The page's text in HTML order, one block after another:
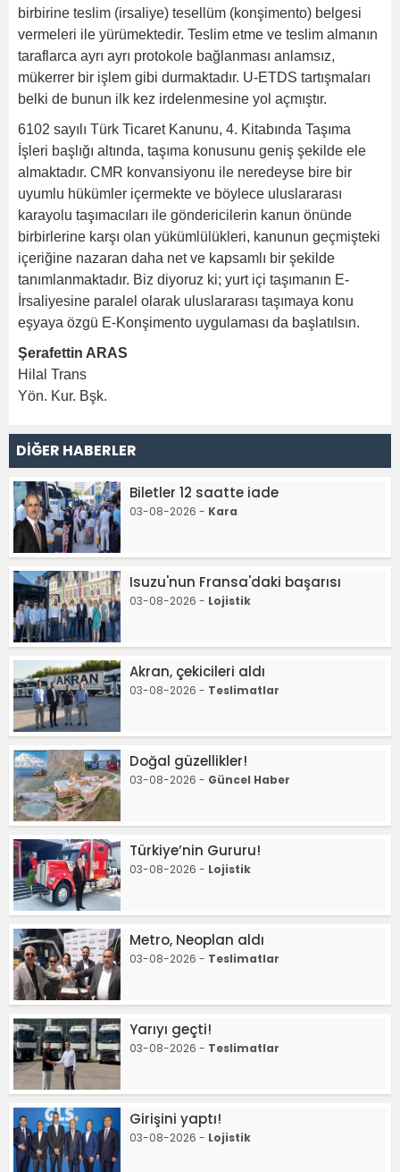
birbirine teslim (irsaliye) tesellüm (konşimento) belgesi
vermeleri ile yürümektedir. Teslim etme ve teslim almanın
taraflarca ayrı ayrı protokole bağlanması anlamsız,
mükerrer bir işlem gibi durmaktadır. U-ETDS tartışmaları
belki de bunun ilk kez irdelenmesine yol açmıştır.
6102 sayılı Türk Ticaret Kanunu, 4. Kitabında Taşıma
İşleri başlığı altında, taşıma konusunu geniş şekilde ele
almaktadır. CMR konvansiyonu ile neredeyse bire bir
uyumlu hükümler içermekte ve böylece uluslararası
karayolu taşımacıları ile göndericilerin kanun önünde
birbirlerine karşı olan yükümlülükleri, kanunun geçmişteki
içeriğine nazaran daha net ve kapsamlı bir şekilde
tanımlanmaktadır. Biz diyoruz ki; yurt içi taşımanın E-
İrsaliyesine paralel olarak uluslararası taşımaya konu
eşyaya özgü E-Konşimento uygulaması da başlatılsın.
Şerafettin ARAS
Hilal Trans
Yön. Kur. Bşk.
DİĞER HABERLER
Biletler 12 saatte iade
03-08-2026 - Kara
Isuzu'nun Fransa'daki başarısı
03-08-2026 - Lojistik
Akran, çekicileri aldı
03-08-2026 - Teslimatlar
Doğal güzellikler!
03-08-2026 - Güncel Haber
Türkiye’nin Gururu!
03-08-2026 - Lojistik
Metro, Neoplan aldı
03-08-2026 - Teslimatlar
Yarıyı geçti!
03-08-2026 - Teslimatlar
Girişini yaptı!
03-08-2026 - Lojistik